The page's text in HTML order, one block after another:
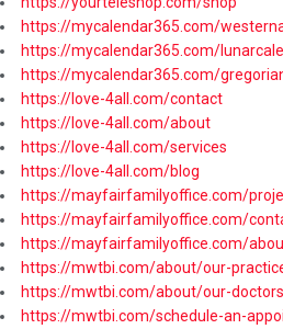
https://mycalendar365.com/
https://mycalendar365.com/
https://mycalendar365.com/
https://love-4all.com/contact
https://love-4all.com/about
https://love-4all.com/services
https://love-4all.com/blog
https://mayfairfamilyoffice.com/
https://mayfairfamilyoffice.com/
https://mayfairfamilyoffice.com/
https://mwtbi.com/about/our-
https://mwtbi.com/about/our-doctors
https://mwtbi.com/schedule-an-